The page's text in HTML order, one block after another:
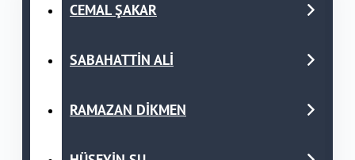
CEMAL ŞAKAR
SABAHATTİN ALİ
RAMAZAN DİKMEN